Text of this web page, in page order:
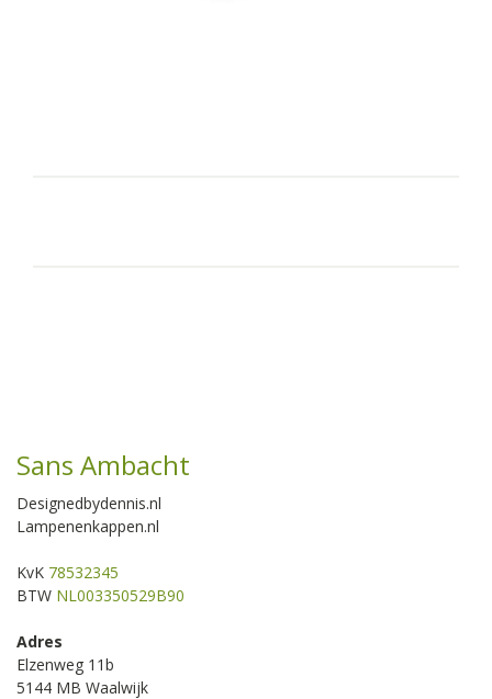
Sans Ambacht
Designedbydennis.nl
Lampenenkappen.nl
KvK 78532345
BTW NL003350529B90
Adres
Elzenweg 11b
5144 MB Waalwijk